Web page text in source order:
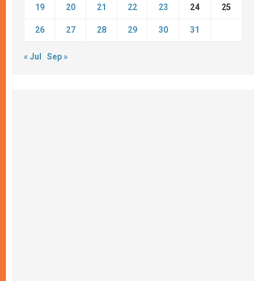
19 20 21 22 23 24 25
26 27 28 29 30 31
« Jul Sep »